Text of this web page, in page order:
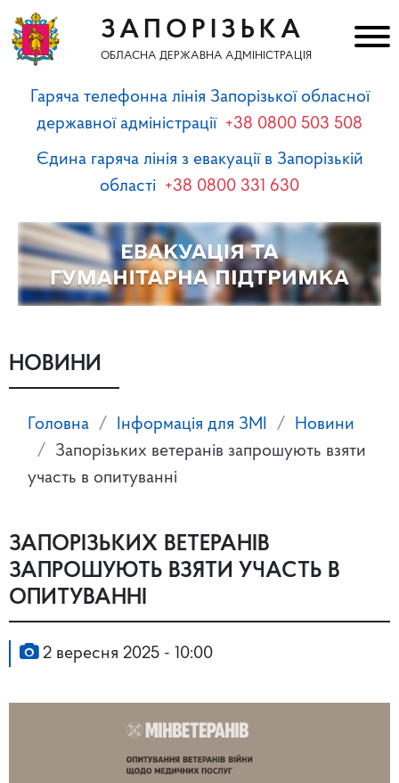
ЗАПОРІЗЬКА
ОБЛАСНА ДЕРЖАВНА АДМІНІСТРАЦІЯ
Гаряча телефонна лінія Запорізької обласної
державної адміністрації +38 0800 503 508
Єдина гаряча лінія з евакуації в Запорізькій
області +38 0800 331 630
НОВИНИ
Головна Інформація для ЗМІ
Новини
Запорізьких ветеранів запрошують взяти
участь в опитуванні
ЗАПОРІЗЬКИХ ВЕТЕРАНІВ
ЗАПРОШУЮТЬ ВЗЯТИ УЧАСТЬ В
ОПИТУВАННІ
2 вересня 2025 - 10:00